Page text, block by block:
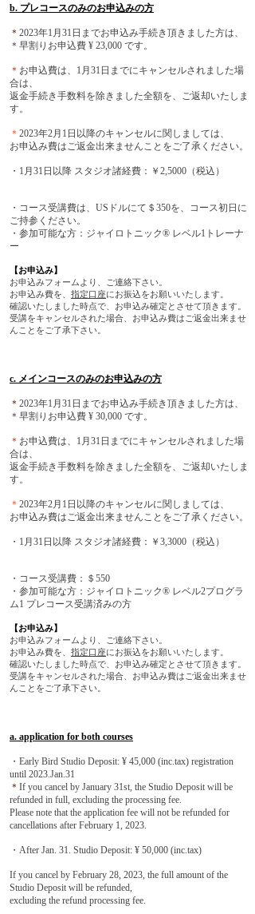
b. プレコースのみのお申込みの方
＊ 2023年1月31日までお申込み手続き頂きました方は、
＊早割りお申込費 ¥ 23,000 です。
＊ お申込費は、1月31日までにキャンセルされました場
合は、
返金手続き手数料を除きました全額を、ご返却いたしま
す。
＊ 2023年2月1日以降のキャンセルに関しましては、
お申込み費はご返金出来ませんことをご了承ください。
・1月31日以降 スタジオ諸経費：￥2,5000（税込）
・コース受講費は、USドルにて＄350を、コース初日に
ご持参ください。
・参加可能な方：ジャイロトニック® レベル1トレーナ
ー
【お申込み】
お申込みフォームより、ご連絡下さい。
お申込み費を、 指定口座にお振込をお願いいたします。
確認いたしました時点で、お申込み確定とさせて頂きます。
受講をキャンセルされた場合、お申込み費はご返金出来ませ
んことをご了承下さい。
c. メインコースのみのお申込みの方
＊ 2023年1月31日までお申込み手続き頂きました方は、
＊早割りお申込費 ¥ 30,000 です。
＊ お申込費は、1月31日までにキャンセルされました場
合は、
返金手続き手数料を除きました全額を、ご返却いたしま
す。
＊ 2023年2月1日以降のキャンセルに関しましては、
お申込み費はご返金出来ませんことをご了承ください。
・1月31日以降 スタジオ諸経費：￥3,3000（税込）
・コース受講費：＄550
・参加可能な方：ジャイロトニック® レベル2プログラ
ム1 プレコース受講済みの方
【お申込み】
お申込みフォームより、ご連絡下さい。
お申込み費を、 指定口座にお振込をお願いいたします。
確認いたしました時点で、お申込み確定とさせて頂きます。
受講をキャンセルされた場合、お申込み費はご返金出来ませ
んことをご了承下さい。
a. application for both courses
・Early Bird Studio Deposit: ¥ 45,000 (inc.tax) registration
until 2023.Jan.31
＊ If you cancel by January 31st, the Studio Deposit will be
refunded in full, excluding the processing fee.
Please note that the application fee will not be refunded for
cancellations after February 1, 2023.
・After Jan. 31. Studio Deposit: ¥ 50,000 (inc.tax)
If you cancel by February 28, 2023, the full amount of the
Studio Deposit will be refunded,
excluding the refund processing fee.